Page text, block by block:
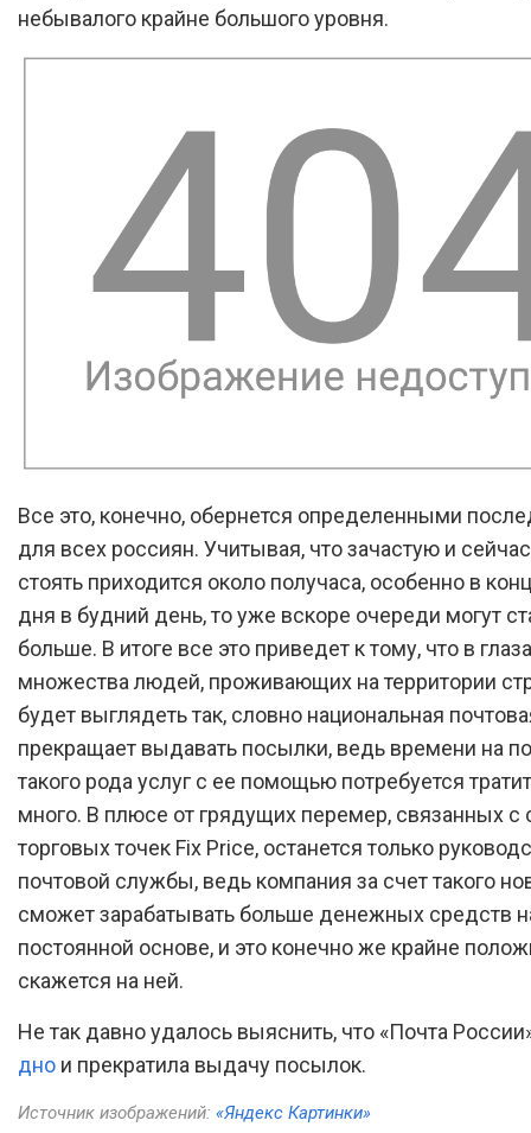
небывалого крайне большого уровня.
Все это, конечно, обернется определенными
для всех россиян. Учитывая, что зачастую и
стоять приходится около получаса, особенно в
дня в будний день, то уже вскоре очереди могут
больше. В итоге все это приведет к тому, что в
множества людей, проживающих на территории
будет выглядеть так, словно национальная
прекращает выдавать посылки, ведь времени на
такого рода услуг с ее помощью потребуется
много. В плюсе от грядущих перемер, связанных с
торговых точек Fix Price, останется только
почтовой службы, ведь компания за счет такого
сможет зарабатывать больше денежных средств
постоянной основе, и это конечно же крайне
скажется на ней.
Не так давно удалось выяснить, что «Почта
дно и прекратила выдачу посылок.
Источник изображений: «Яндекс Картинки»